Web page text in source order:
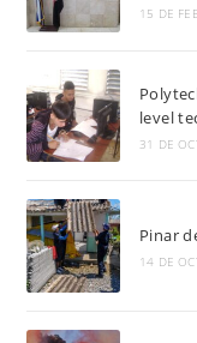
15 DE
level
31 DE
Pinar
14 DE